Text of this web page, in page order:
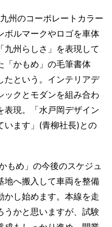
州のコーポレートカラー
ボルマークやロゴを車体
九州らしさ」を表現して
「かもめ」の毛筆書体
たという。インテリアデ
ックとモダンを組み合わ
表現。「水戸岡デザイン
います」(青柳社長)との
もめ」の今後のスケジュ
地へ搬入して車両を整備
かし始めます。本線を走
うかと思いますが、試験